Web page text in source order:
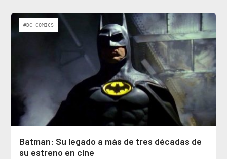
#DC COMICS
Batman: Su legado a más de tres décadas de
su estreno en cine